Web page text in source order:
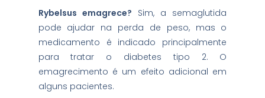
Rybelsus emagrece? Sim, a semaglutida
pode ajudar na perda de peso, mas o
medicamento é indicado principalmente
para tratar o diabetes tipo 2. O
emagrecimento é um efeito adicional em
alguns pacientes.